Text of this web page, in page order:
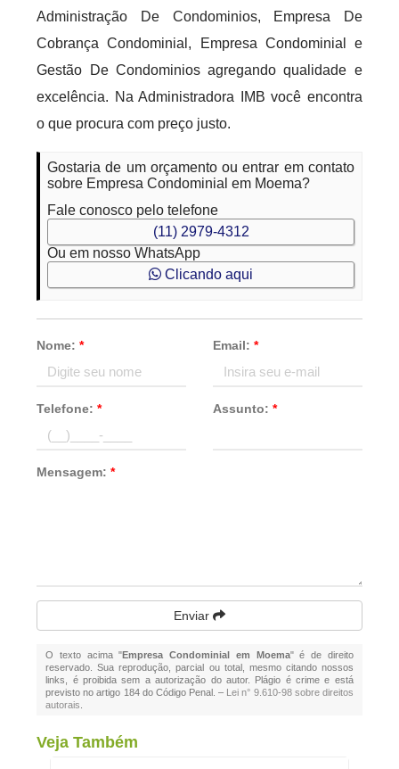
Administração De Condominios, Empresa De
Cobrança Condominial, Empresa Condominial e
Gestão De Condominios agregando qualidade e
excelência. Na Administradora IMB você encontra
o que procura com preço justo.
Gostaria de um orçamento ou entrar em contato
sobre Empresa Condominial em Moema?
Fale conosco pelo telefone
(11) 2979-4312
Ou em nosso WhatsApp
Clicando aqui
Nome:* Email: *
Telefone:* Assunto: *
Mensagem:*
Enviar
O texto acima "Empresa Condominial em Moema" é de direito
reservado. Sua reprodução, parcial ou total, mesmo citando nossos
links, é proibida sem a autorização do autor. Plágio é crime e está
previsto no artigo 184 do Código Penal. – Lei n° 9.610-98 sobre direitos
autorais
Veja Também